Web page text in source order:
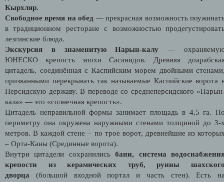
Кырхляр.
Свободное время на обед — прекрасная возможность
в традиционном ресторане c возможностью
лезгинские блюда.
Экскурсия в знаменитую Нарын-калу —
ЮНЕСКО крепость эпохи Сасанидов. Древняя
цитадель, соединённая с Каспийским морем двойными
призванными перекрывать так называемые Каспийские ворота
Персидскую державу. В переводе со среднеперсидского
кала» — это «солнечная крепость».
Цитадель неправильной формы занимает площадь в 4,5 га.
периметру она окружена наружными стенами толщиной до 3-
метров. В каждой стене – по трое ворот, древнейшие из
– Орта-Каны (Срединные ворота).
Внутри цитадели сохранилисьбани, система
крепости из керамических труб, руины
дворца (большой входной портал и часть стен). Есть